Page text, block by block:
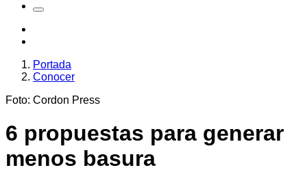
Portada
Conocer
Foto: Cordon Press
6 propuestas para generar
menos basura